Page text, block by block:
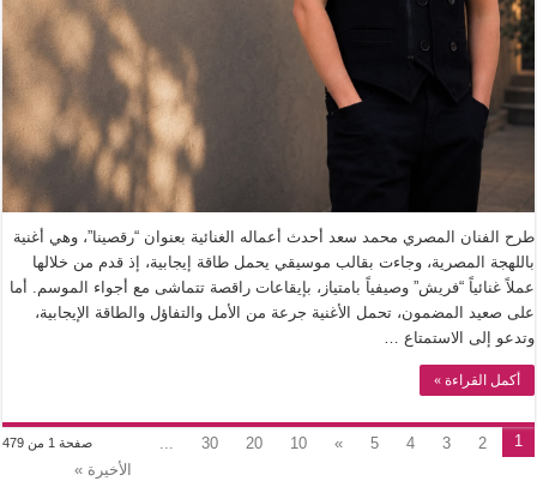
طرح الفنان المصري محمد سعد أحدث أعماله الغنائية بعنوان “رقصينا”، وهي أغنية
باللهجة المصرية، وجاءت بقالب موسيقي يحمل طاقة إيجابية، إذ قدم من خلالها
عملاً غنائياً “فريش” وصيفياً بامتياز، بإيقاعات راقصة تتماشى مع أجواء الموسم. أما
على صعيد المضمون، تحمل الأغنية جرعة من الأمل والتفاؤل والطاقة الإيجابية،
وتدعو إلى الاستمتاع …
أكمل القراءة »
صفحة 1 من 479 1
2
3
4
5
»
10
20
30
...
الأخيرة »